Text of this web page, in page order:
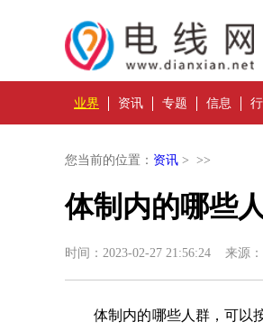
业界 资讯 专题 信息
您当前的位置： 资讯 > >>
体制内的哪些
时间：2023-02-27 21:56:24 来源
体制内的哪些人群，可以